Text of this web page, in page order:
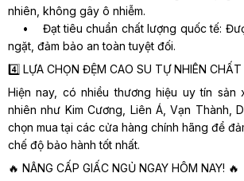
nhiên, không gây ô nhiễm.
• Đạt tiêu chuẩn chất lượng quốc tế:
ngặt, đảm bảo an toàn tuyệt đối.
4️⃣ LỰA CHỌN ĐỆM CAO SU TỰ NHIÊN
Hiện nay, có nhiều thương hiệu uy tín sản
nhiên như Kim Cương, Liên Á, Vạn Thành,
chọn mua tại các cửa hàng chính hãng để
chế độ bảo hành tốt nhất.
🔥 NÂNG CẤP GIẤC NGỦ NGAY HÔM NAY! 🔥